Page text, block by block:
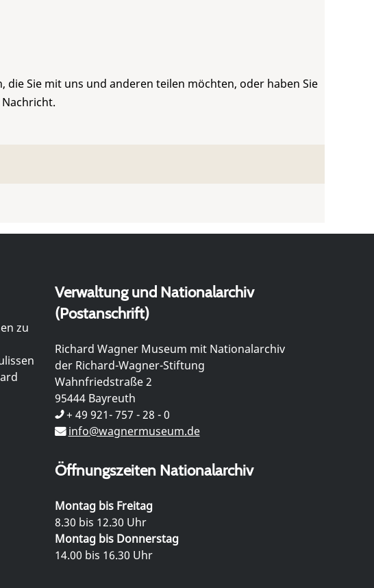
Sie mit uns und anderen teilen möchten, oder haben Sie
zu
Verwaltung und Nationalarchiv
(Postanschrift)
Richard Wagner Museum mit Nationalarchiv
der Richard-Wagner-Stiftung
Wahnfriedstraße 2
95444 Bayreuth
+ 49 921- 757 - 28 - 0
info@wagnermuseum.de
Öffnungszeiten Nationalarchiv
Montag bis Freitag
8.30 bis 12.30 Uhr
Montag bis Donnerstag
14.00 bis 16.30 Uhr